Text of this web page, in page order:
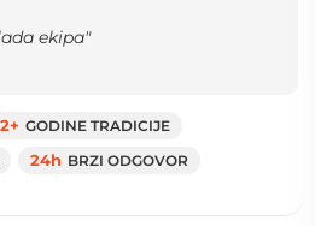
ekipa"
GODINE TRADICIJE
24h BRZI ODGOVOR